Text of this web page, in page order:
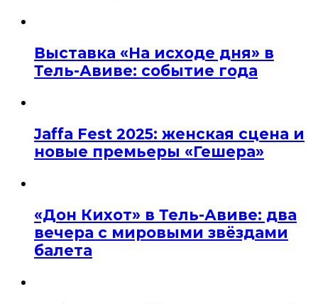
Выставка «На исходе дня» в
Тель-Авиве: событие года
Jaffa Fest 2025: женская сцена и
новые премьеры «Гешера»
«Дон Кихот» в Тель-Авиве: два
вечера с мировыми звёздами
балета